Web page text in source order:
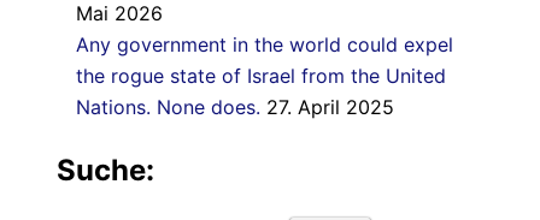
Mai 2026
Any government in the world could expel
the rogue state of Israel from the United
Nations. None does. 27. April 2025
Suche: